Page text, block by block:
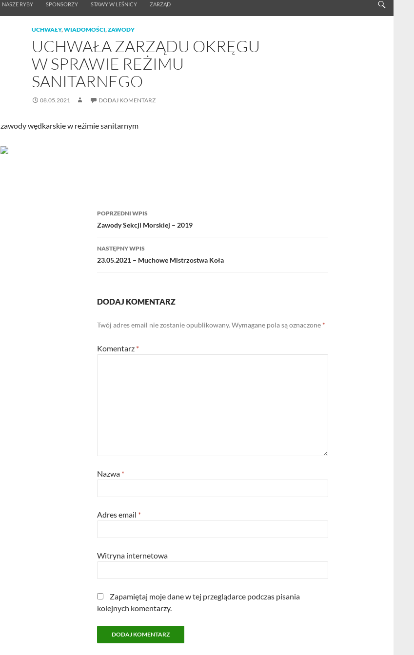
NASZE RYBY SPONSORZY STAWY W LEŚNICY ZARZĄD
UCHWAŁY,WIADOMOŚCI,ZAWODY
UCHWAŁA ZARZĄDU OKRĘGU
W SPRAWIE REŻIMU
SANITARNEGO
08.05.2021 DODAJ KOMENTARZ
zawody wędkarskie w reżimie sanitarnym
Nawigacja
wpisu
POPRZEDNI WPIS
Zawody Sekcji Morskiej – 2019
NASTĘPNY WPIS
23.05.2021 – Muchowe Mistrzostwa Koła
DODAJ KOMENTARZ
Twój adres email nie zostanie opublikowany. Wymagane pola są oznaczone *
Komentarz *
Nazwa *
Adres email *
Witryna internetowa
Zapamiętaj moje dane w tej przeglądarce podczas pisania
kolejnych komentarzy.